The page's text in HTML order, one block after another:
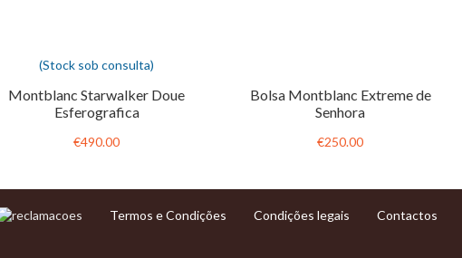
(Stock sob consulta)
Montblanc Starwalker Doue
Esferografica
€490.00
Bolsa Montblanc Extreme de
Senhora
€250.00
Termos e Condições Condições legais Contactos